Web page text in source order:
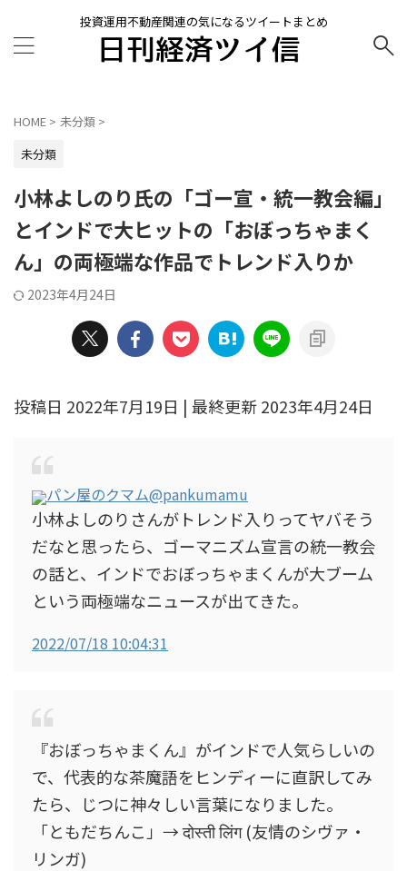
投資運用不動産関連の気になるツイートまとめ
HOME > 未分類 >
未分類
小林よしのり氏の「ゴー宣・統一教会編」
とインドで大ヒットの「おぼっちゃまく
ん」の両極端な作品でトレンド入りか
2023年4月24日
投稿日 2022年7月19日 | 最終更新 2023年4月24日
パン屋のクマム@pankumamu
小林よしのりさんがトレンド入りってヤバそう
だなと思ったら、ゴーマニズム宣言の統一教会
の話と、インドでおぼっちゃまくんが大ブーム
という両極端なニュースが出てきた。
2022/07/18 10:04:31
『おぼっちゃまくん』がインドで人気らしいの
で、代表的な茶魔語をヒンディーに直訳してみ
たら、じつに神々しい言葉になりました。
「ともだちんこ」→ दोस्ती लिंग (友情のシヴァ・
リンガ)